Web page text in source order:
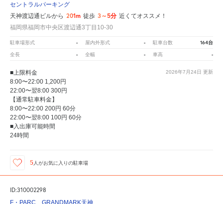
セントラルパーキング
天神渡辺通ビルから 201m 徒歩 3～5分 近くてオススメ！
福岡県福岡市中央区渡辺通3丁目10-30
駐車場形式 - 屋内外形式 - 駐車台数 164台
全長 - 全幅 - 車高 -
2026年7月24日 更新
■上限料金
8:00〜22:00 1,200円
22:00〜翌8:00 300円
【通常駐車料金】
8:00〜22:00 200円 60分
22:00〜翌8:00 100円 60分
■入出庫可能時間
24時間
5 人がお気に入りの駐車場
ID:310002298
F・PARC GRANDMARK天神